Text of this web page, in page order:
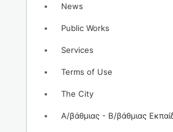
News
Public Works
Services
Terms of Use
The City
Α/βάθμιας - Β/βάθμιας